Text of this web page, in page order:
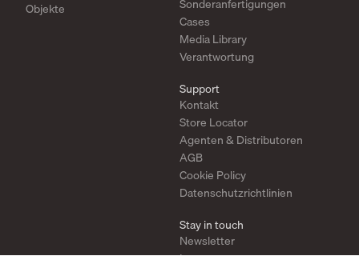
Objekte
Sonderanfertigungen
Cases
Media Library
Verantwortung
Support
Kontakt
Store Locator
Agenten & Distributoren
AGB
Cookie Policy
Datenschutzrichtlinien
Stay in touch
Newsletter
Instagram